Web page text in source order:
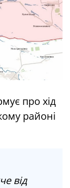
про хід
районі
від